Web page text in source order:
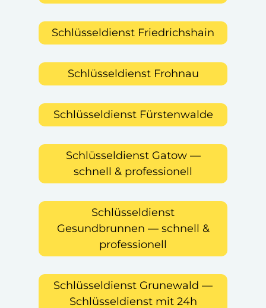
Schlüsseldienst Friedrichshain
Schlüsseldienst Frohnau
Schlüsseldienst Fürstenwalde
Schlüsseldienst Gatow —
schnell & professionell
Schlüsseldienst
Gesundbrunnen — schnell &
professionell
Schlüsseldienst Grunewald —
Schlüsseldienst mit 24h